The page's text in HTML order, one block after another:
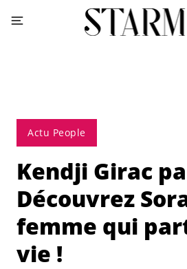
Actu People
Kendji Girac
Découvrez
femme qui
vie !